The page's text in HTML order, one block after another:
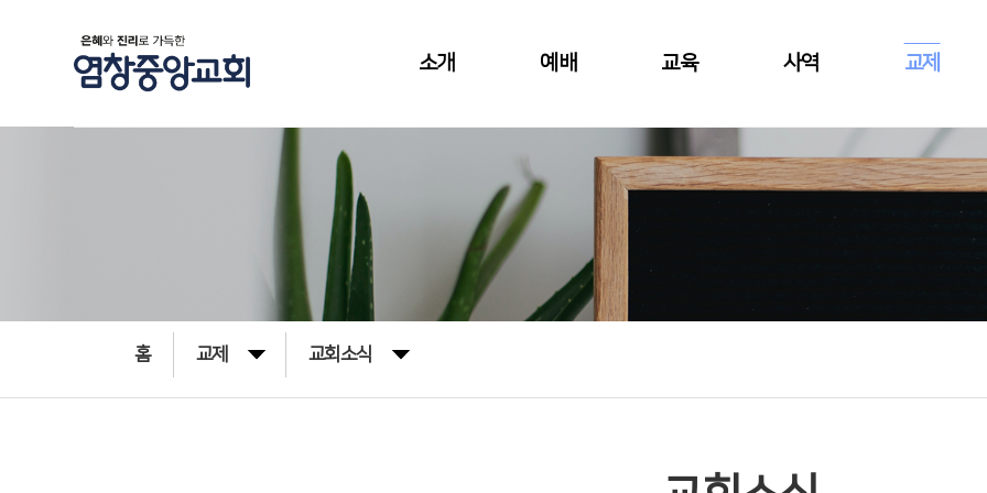
소개 예배 교육 사역 교제
홈 교제 교회소식